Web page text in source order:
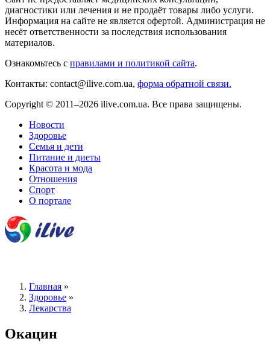
диагностики или лечения и не продаёт товары либо услуги.
Информация на сайте не является офертой. Администрация не
несёт ответственности за последствия использования
материалов.
Ознакомьтесь с правилами и политикой сайта.
Контакты: contact@ilive.com.ua, форма обратной связи.
Copyright © 2011–2026 ilive.com.ua. Все права защищены.
Новости
Здоровье
Семья и дети
Питание и диеты
Красота и мода
Отношения
Спорт
О портале
Главная »
Здоровье »
Лекарства
Окацин